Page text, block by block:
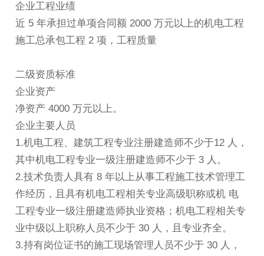
企业工程业绩
近 5 年承担过单项合同额 2000 万元以上的机电工程
施工总承包工程 2 项，工程质量
二级资质标准
企业资产
净资产 4000 万元以上。
企业主要人员
1.机电工程、建筑工程专业注册建造师不少于12 人，
其中机电工程专业一级注册建造师不少于 3 人。
2.技术负责人具有 8 年以上从事工程施工技术管理工
作经历，且具有机电工程相关专业高级职称或机 电
工程专业一级注册建造师执业资格；机电工程相关专
业中级以上职称人员不少于 30 人，且专业齐全。
3.持有岗位证书的施工现场管理人员不少于 30 人，